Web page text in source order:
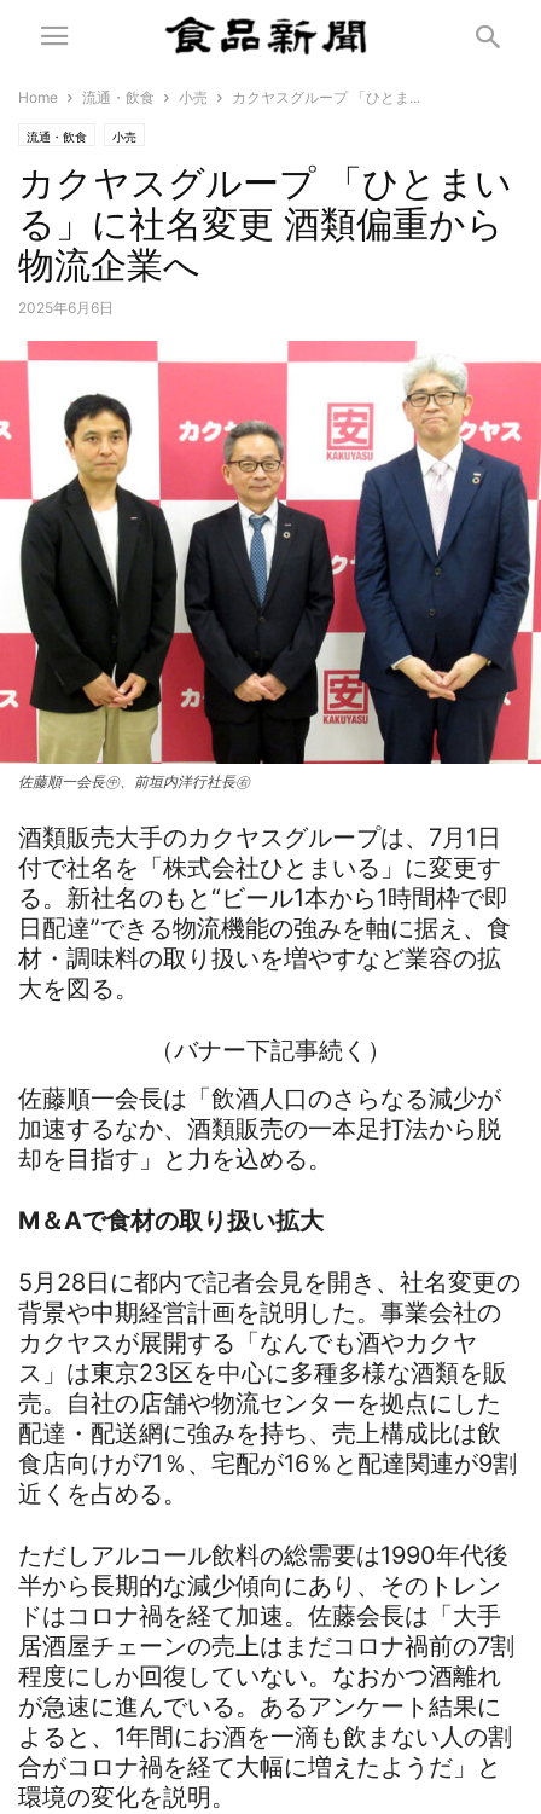
Home 流通・飲食 小売 カクヤスグループ 「ひとま...
流通・飲食 小売
カクヤスグループ 「ひとまい
る」に社名変更 酒類偏重から
物流企業へ
2025年6月6日
佐藤順一会長㊥、前垣内洋行社長㊨
酒類販売大手のカクヤスグループは、7月1日
付で社名を「株式会社ひとまいる」に変更す
る。新社名のもと“ビール1本から1時間枠で即
日配達”できる物流機能の強みを軸に据え、食
材・調味料の取り扱いを増やすなど業容の拡
大を図る。
（バナー下記事続く）
佐藤順一会長は「飲酒人口のさらなる減少が
加速するなか、酒類販売の一本足打法から脱
却を目指す」と力を込める。
M＆Aで食材の取り扱い拡大
5月28日に都内で記者会見を開き、社名変更の
背景や中期経営計画を説明した。事業会社の
カクヤスが展開する「なんでも酒やカクヤ
ス」は東京23区を中心に多種多様な酒類を販
売。自社の店舗や物流センターを拠点にした
配達・配送網に強みを持ち、売上構成比は飲
食店向けが71％、宅配が16％と配達関連が9割
近くを占める。
ただしアルコール飲料の総需要は1990年代後
半から長期的な減少傾向にあり、そのトレン
ドはコロナ禍を経て加速。佐藤会長は「大手
居酒屋チェーンの売上はまだコロナ禍前の7割
程度にしか回復していない。なおかつ酒離れ
が急速に進んでいる。あるアンケート結果に
よると、1年間にお酒を一滴も飲まない人の割
合がコロナ禍を経て大幅に増えたようだ」と
環境の変化を説明。